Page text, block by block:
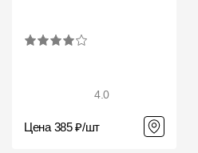
4.0
Цена 385 ₽/шт